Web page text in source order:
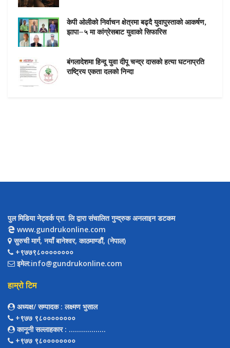
केपी ओलीको निर्वाचन क्षेत्रमा बढ्दै युवापुस्ताको आकर्षण,
झापा–५ मा कांग्रेसबाट युवाको सिफारिस
बंगलादेशमा हिन्दू युवा दीपू चन्द्र दासको हत्या घटनाप्रति
राष्ट्रिय एकता दलको निन्दा
पुल मिडिया नेट्वर्क प्रा. लि द्वारा संचालित गुन्द्रुक अनलाइन डटकम
www.gundrukonline.com
सुरुची मार्ग, नयाँ बानेश्वर, काठमाण्डौैं, (नेपाल)
+९७७९८००००००००
इमेल:info@gundrukonline.com
हाम्रो टिम
अध्यक्ष/ सम्पादक: लक्ष्मण भुसाल
+९७७ ९८००००००००
कानूनी सल्लाहकार: ..................
+९७७ ९८००००००००